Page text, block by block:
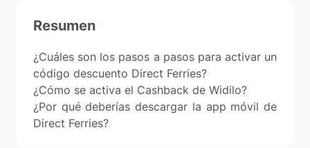
Resumen
¿Cuáles son los pasos a pasos para activar un
código descuento Direct Ferries?
¿Cómo se activa el Cashback de Widilo?
¿Por qué deberías descargar la app móvil de
Direct Ferries?